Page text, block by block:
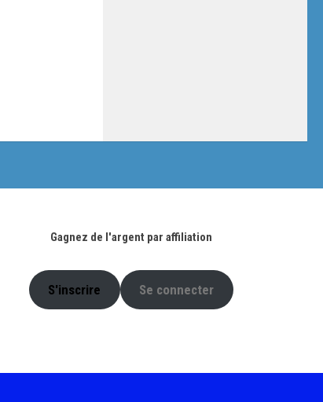
Gagnez de l'argent par affiliation
S'inscrire Se connecter